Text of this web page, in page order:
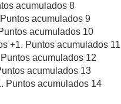
acumulados 8
acumulados 9
acumulados 10
+1. Puntos acumulados 11
acumulados 12
acumulados 13
Puntos acumulados 14